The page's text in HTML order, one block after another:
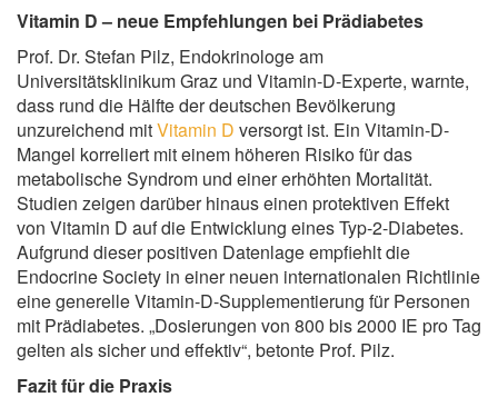
Vitamin D – neue Empfehlungen bei Prädiabetes
Prof. Dr. Stefan Pilz, Endokrinologe am
Universitätsklinikum Graz und Vitamin-D-Experte, warnte,
dass rund die Hälfte der deutschen Bevölkerung
unzureichend mitVitamin D versorgt ist. Ein Vitamin-D-
Mangel korreliert mit einem höheren Risiko für das
metabolische Syndrom und einer erhöhten Mortalität.
Studien zeigen darüber hinaus einen protektiven Effekt
von Vitamin D auf die Entwicklung eines Typ-2-Diabetes.
Aufgrund dieser positiven Datenlage empfiehlt die
Endocrine Society in einer neuen internationalen Richtlinie
eine generelle Vitamin-D-Supplementierung für Personen
mit Prädiabetes. „Dosierungen von 800 bis 2000 IE pro Tag
gelten als sicher und effektiv“, betonte Prof. Pilz.
Fazit für die Praxis